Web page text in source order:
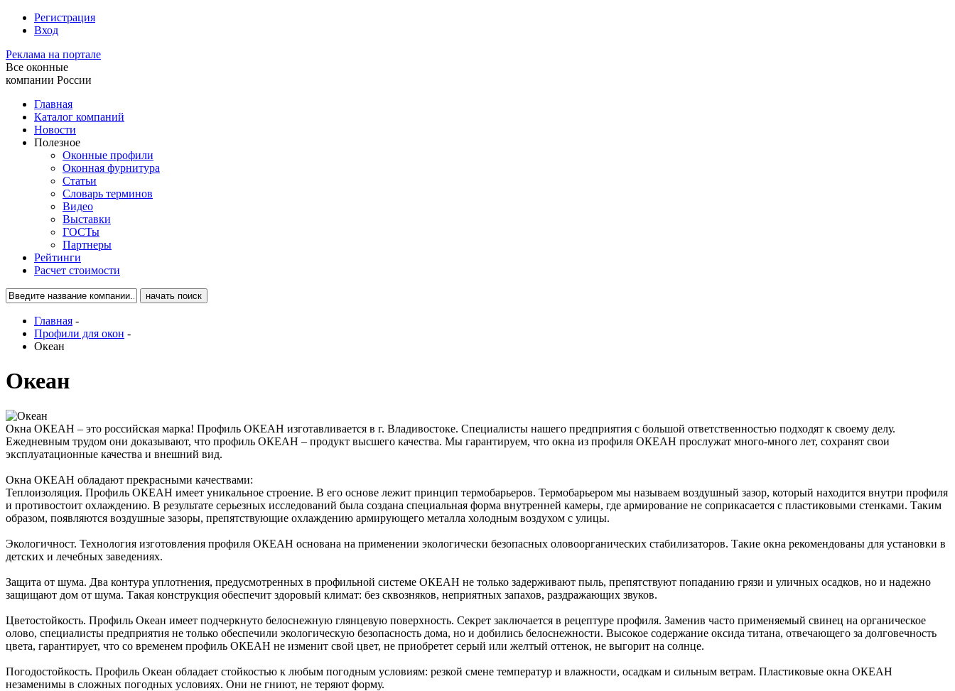
Регистрация
Вход
Реклама на портале
Все оконные
компании России
Главная
Каталог компаний
Новости
Полезное
Оконные профили
Оконная фурнитура
Статьи
Словарь терминов
Видео
Выставки
ГОСТы
Партнеры
Рейтинги
Расчет стоимости
Главная -
Профили для окон -
Океан
Океан
Окна ОКЕАН – это российская марка! Профиль ОКЕАН изготавливается в г. Владивостоке. Специалисты нашего предприятия с большой ответственностью подходят к своему делу.
Ежедневным трудом они доказывают, что профиль ОКЕАН – продукт высшего качества. Мы гарантируем, что окна из профиля ОКЕАН прослужат много-много лет, сохранят свои
эксплуатационные качества и внешний вид.
Окна ОКЕАН обладают прекрасными качествами:
Теплоизоляция. Профиль ОКЕАН имеет уникальное строение. В его основе лежит принцип термобарьеров. Термобарьером мы называем воздушный зазор, который находится внутри профиля
и противостоит охлаждению. В результате серьезных исследований была создана специальная форма внутренней камеры, где армирование не соприкасается с пластиковыми стенками. Таким
образом, появляются воздушные зазоры, препятствующие охлаждению армирующего металла холодным воздухом с улицы.
Экологичност. Технология изготовления профиля ОКЕАН основана на применении экологически безопасных оловоорганических стабилизаторов. Такие окна рекомендованы для установки в
детских и лечебных заведениях.
Защита от шума. Два контура уплотнения, предусмотренных в профильной системе ОКЕАН не только задерживают пыль, препятствуют попаданию грязи и уличных осадков, но и надежно
защищают дом от шума. Такая конструкция обеспечит здоровый климат: без сквозняков, неприятных запахов, раздражающих звуков.
Цветостойкость. Профиль Океан имеет подчеркнуто белоснежную глянцевую поверхность. Секрет заключается в рецептуре профиля. Заменив часто применяемый свинец на органическое
олово, специалисты предприятия не только обеспечили экологическую безопасность дома, но и добились белоснежности. Высокое содержание оксида титана, отвечающего за долговечность
цвета, гарантирует, что со временем профиль ОКЕАН не изменит свой цвет, не приобретет серый или желтый оттенок, не выгорит на солнце.
Погодостойкость. Профиль Океан обладает стойкостью к любым погодным условиям: резкой смене температур и влажности, осадкам и сильным ветрам. Пластиковые окна ОКЕАН
незаменимы в сложных погодных условиях. Они не гниют, не теряют форму.